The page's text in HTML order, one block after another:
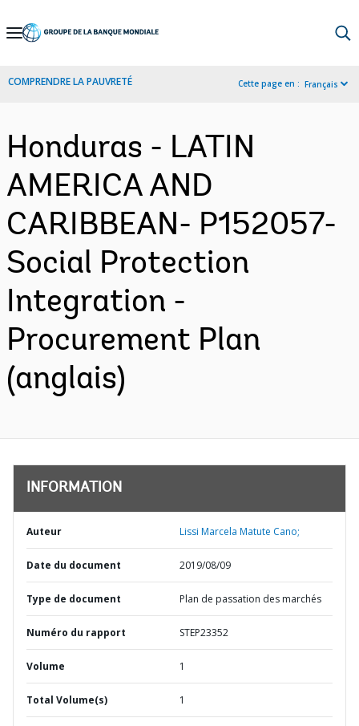
Skip
Navigation
COMPRENDRE LA PAUVRETÉ Cette page en : Français
Honduras - LATIN
AMERICA AND
CARIBBEAN- P152057-
Social Protection
Integration -
Procurement Plan
(anglais)
INFORMATION
Auteur Lissi Marcela Matute Cano;
Date du document 2019/08/09
Type de document Plan de passation des marchés
Numéro du rapport STEP23352
Volume 1
Total Volume(s) 1